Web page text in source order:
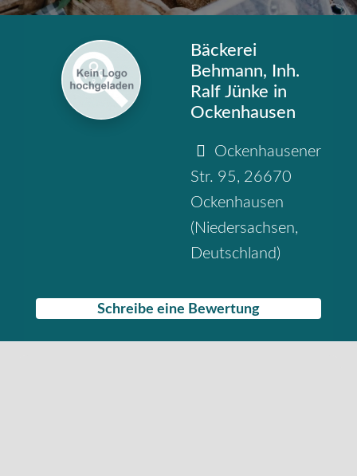
Bäckerei
Behmann, Inh.
Ralf Jünke in
Ockenhausen
Ockenhausener
Str. 95, 26670
Ockenhausen
( Niedersachsen,
Deutschland)
Schreibe eine Bewertung